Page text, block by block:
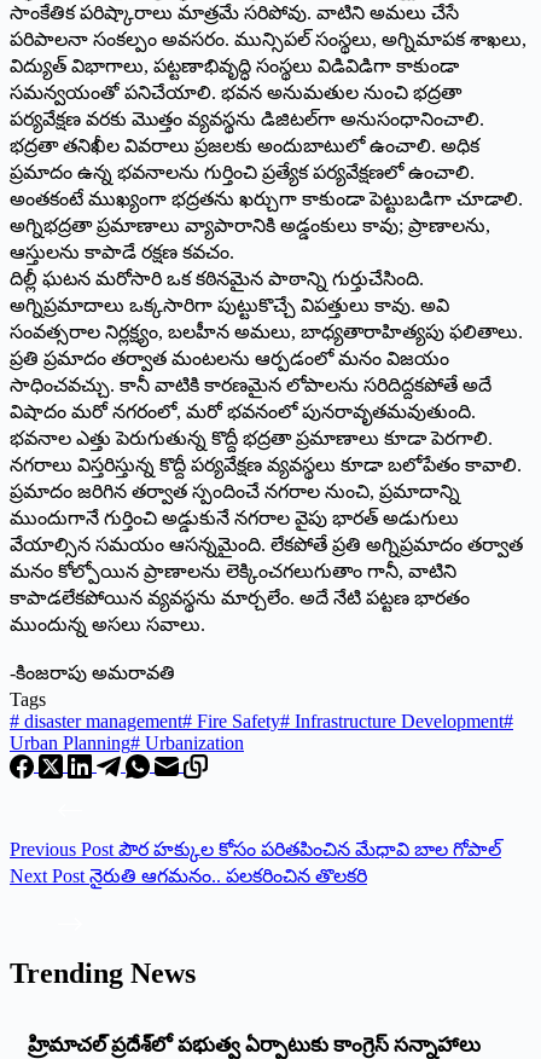
సాంకేతిక పరిష్కారాలు మాత్రమే సరిపోవు. వాటిని అమలు చేసే
పరిపాలనా సంకల్పం అవసరం. మున్సిపల్ సంస్థలు, అగ్నిమాపక శాఖలు,
విద్యుత్ విభాగాలు, పట్టణాభివృద్ధి సంస్థలు విడివిడిగా కాకుండా
సమన్వయంతో పనిచేయాలి. భవన అనుమతుల నుంచి భద్రతా
పర్యవేక్షణ వరకు మొత్తం వ్యవస్థను డిజిటల్‌గా అనుసంధానించాలి.
భద్రతా తనిఖీల వివరాలు ప్రజలకు అందుబాటులో ఉంచాలి. అధిక
ప్రమాదం ఉన్న భవనాలను గుర్తించి ప్రత్యేక పర్యవేక్షణలో ఉంచాలి.
అంతకంటే ముఖ్యంగా భద్రతను ఖర్చుగా కాకుండా పెట్టుబడిగా చూడాలి.
అగ్నిభద్రతా ప్రమాణాలు వ్యాపారానికి అడ్డంకులు కావు; ప్రాణాలను,
ఆస్తులను కాపాడే రక్షణ కవచం.
దిల్లీ ఘటన మరోసారి ఒక కఠినమైన పాఠాన్ని గుర్తుచేసింది.
అగ్నిప్రమాదాలు ఒక్కసారిగా పుట్టుకొచ్చే విపత్తులు కావు. అవి
సంవత్సరాల నిర్లక్ష్యం, బలహీన అమలు, బాధ్యతారాహిత్యపు ఫలితాలు.
ప్రతి ప్రమాదం తర్వాత మంటలను ఆర్పడంలో మనం విజయం
సాధించవచ్చు. కానీ వాటికి కారణమైన లోపాలను సరిదిద్దకపోతే అదే
విషాదం మరో నగరంలో, మరో భవనంలో పునరావృతమవుతుంది.
భవనాల ఎత్తు పెరుగుతున్న కొద్దీ భద్రతా ప్రమాణాలు కూడా పెరగాలి.
నగరాలు విస్తరిస్తున్న కొద్దీ పర్యవేక్షణ వ్యవస్థలు కూడా బలోపేతం కావాలి.
ప్రమాదం జరిగిన తర్వాత స్పందించే నగరాల నుంచి, ప్రమాదాన్ని
ముందుగానే గుర్తించి అడ్డుకునే నగరాల వైపు భారత్ అడుగులు
వేయాల్సిన సమయం ఆసన్నమైంది. లేకపోతే ప్రతి అగ్నిప్రమాదం తర్వాత
మనం కోల్పోయిన ప్రాణాలను లెక్కించగలుగుతాం గానీ, వాటిని
కాపాడలేకపోయిన వ్యవస్థను మార్చలేం. అదే నేటి పట్టణ భారతం
ముందున్న అసలు సవాలు.
-కింజరాపు అమరావతి
Tags
# disaster management# Fire Safety# Infrastructure Development#
Urban Planning# Urbanization
Previous Post పౌర హక్కుల కోసం పరితపించిన మేధావి బాల గోపాల్
Next Post నైరుతి ఆగమనం.. పలకరించిన తొలకరి
Trending News
‌హ్రిమాచల్‌ ‌ప్రదేశ్‌లో పభుత్వ ఏర్పాటుకు కాంగ్రెస్‌ ‌సన్నాహాలు